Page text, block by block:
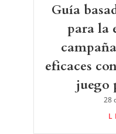
Guía
para la
eficaces
juego
28